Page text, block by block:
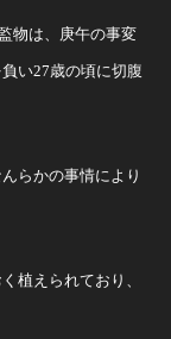
物は、庚午の事変
い27歳の頃に切腹
らかの事情により
植えられており、